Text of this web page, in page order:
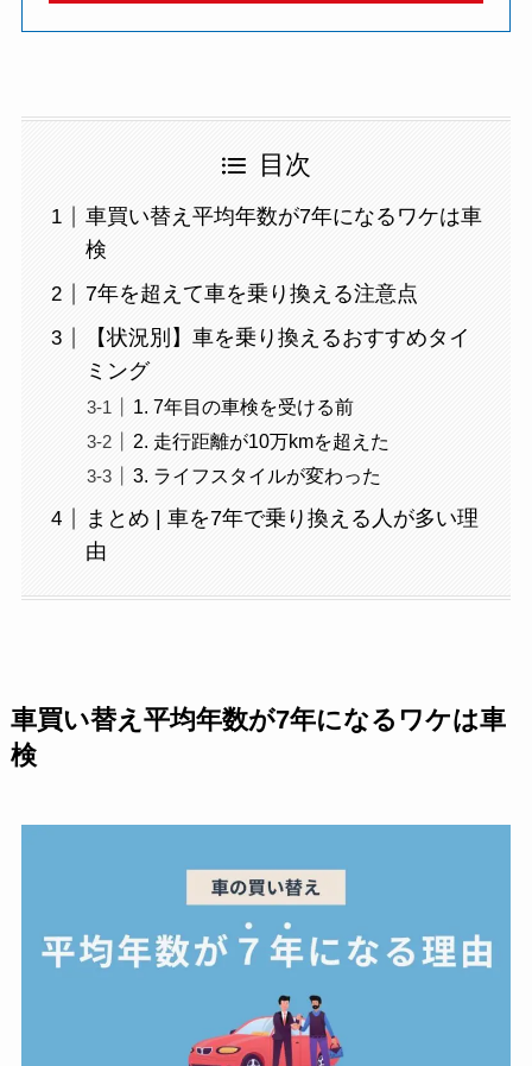
目次
車買い替え平均年数が7年になるワケは車
検
7年を超えて車を乗り換える注意点
【状況別】車を乗り換えるおすすめタイ
ミング
1. 7年目の車検を受ける前
2. 走行距離が10万kmを超えた
3. ライフスタイルが変わった
まとめ | 車を7年で乗り換える人が多い理
由
車買い替え平均年数が7年になるワケは車
検